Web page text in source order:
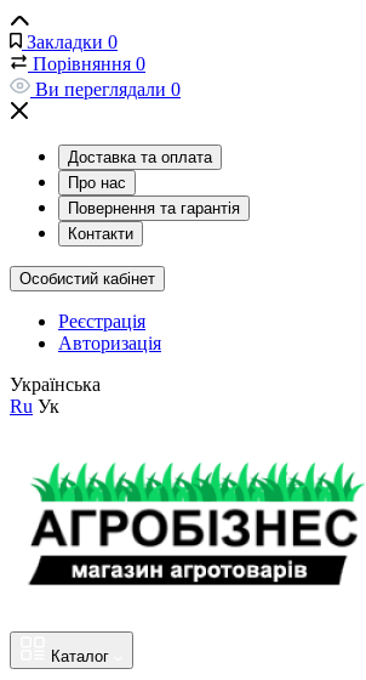
Закладки 0
Порівняння 0
Ви переглядали 0
Доставка та оплата
Про нас
Повернення та гарантія
Контакти
Особистий кабінет
Реєстрація
Авторизація
Українська
Ru Ук
Каталог